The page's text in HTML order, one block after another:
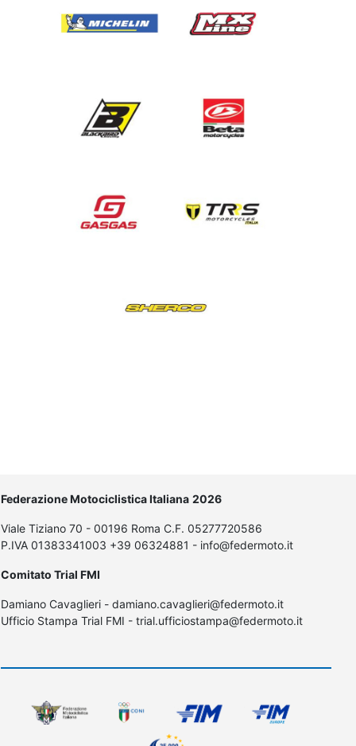
Federazione Motociclistica Italiana 2026
Viale Tiziano 70 - 00196 Roma C.F. 05277720586
P.IVA 01383341003 +39 06324881 - info@federmoto.it
Comitato Trial FMI
Damiano Cavaglieri - damiano.cavaglieri@federmoto.it
Ufficio Stampa Trial FMI - trial.ufficiostampa@federmoto.it